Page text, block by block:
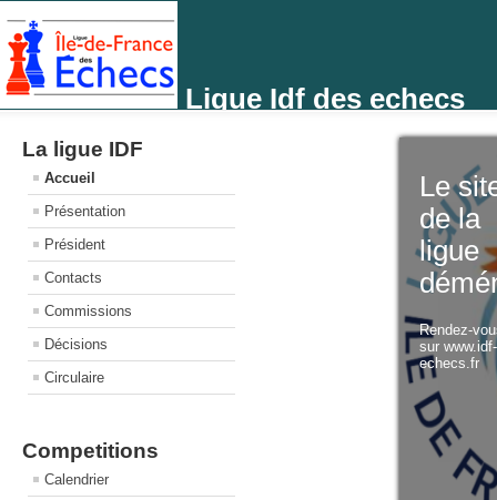
Ligue Idf des echecs
La ligue IDF
Accueil
Présentation
Président
Contacts
Commissions
Décisions
Circulaire
Competitions
Calendrier
Le
de la
ligue
Rendez-
sur
echecs.fr